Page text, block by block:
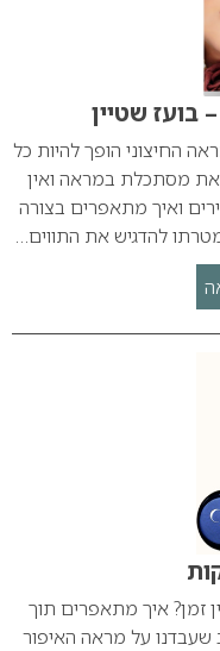
בועז שטיין
החיצוני הופך להיות כל
את מסתכלת במראה ואין
ואיך מתאפרים בצורה
להדגיש את התווים…
זמן? איך מתאפרים תוך
שעבדנו על מראה האיפור